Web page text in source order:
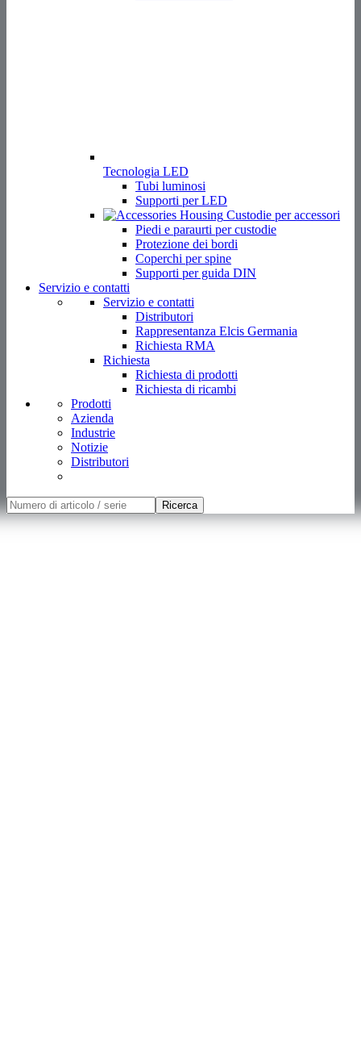
Tecnologia LED
Tubi luminosi
Supporti per LED
Custodie per accessori
Piedi e paraurti per custodie
Protezione dei bordi
Coperchi per spine
Supporti per guida DIN
Servizio e contatti
Servizio e contatti
Distributori
Rappresentanza Elcis Germania
Richiesta RMA
Richiesta
Richiesta di prodotti
Richiesta di ricambi
Prodotti
Azienda
Industrie
Notizie
Distributori
Ricerca